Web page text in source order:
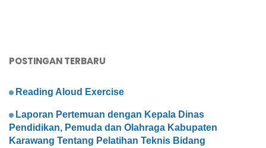
POSTINGAN TERBARU
Reading Aloud Exercise
Laporan Pertemuan dengan Kepala Dinas
Pendidikan, Pemuda dan Olahraga Kabupaten
Karawang Tentang Pelatihan Teknis Bidang